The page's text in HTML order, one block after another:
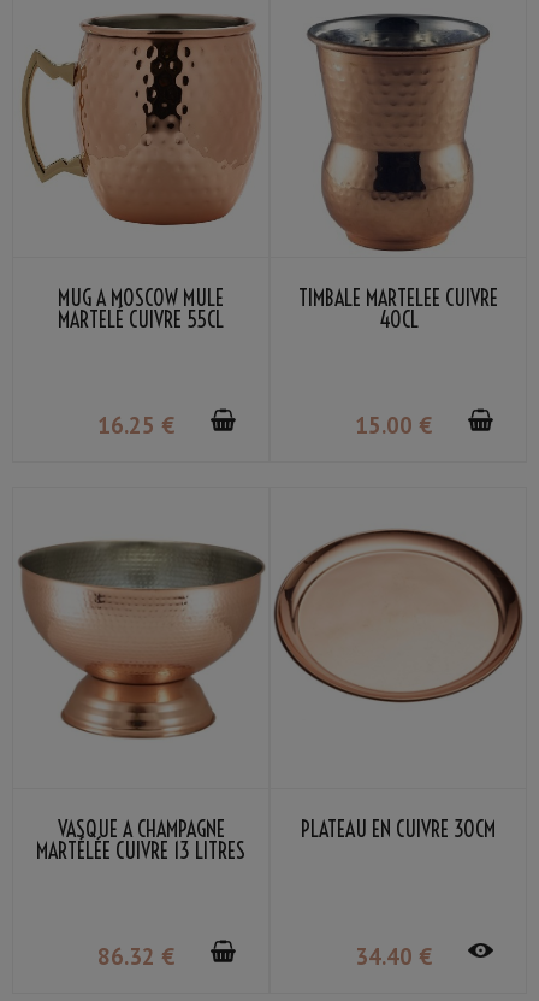
MUG À MOSCOW MULE
MARTELÉ CUIVRE 55CL
16.25 €
TIMBALE MARTELÉE CUIVRE
40CL
15.00 €
VASQUE À CHAMPAGNE
MARTÉLÉE CUIVRE 13 LITRES
86.32 €
PLATEAU EN CUIVRE 30CM
34.40 €